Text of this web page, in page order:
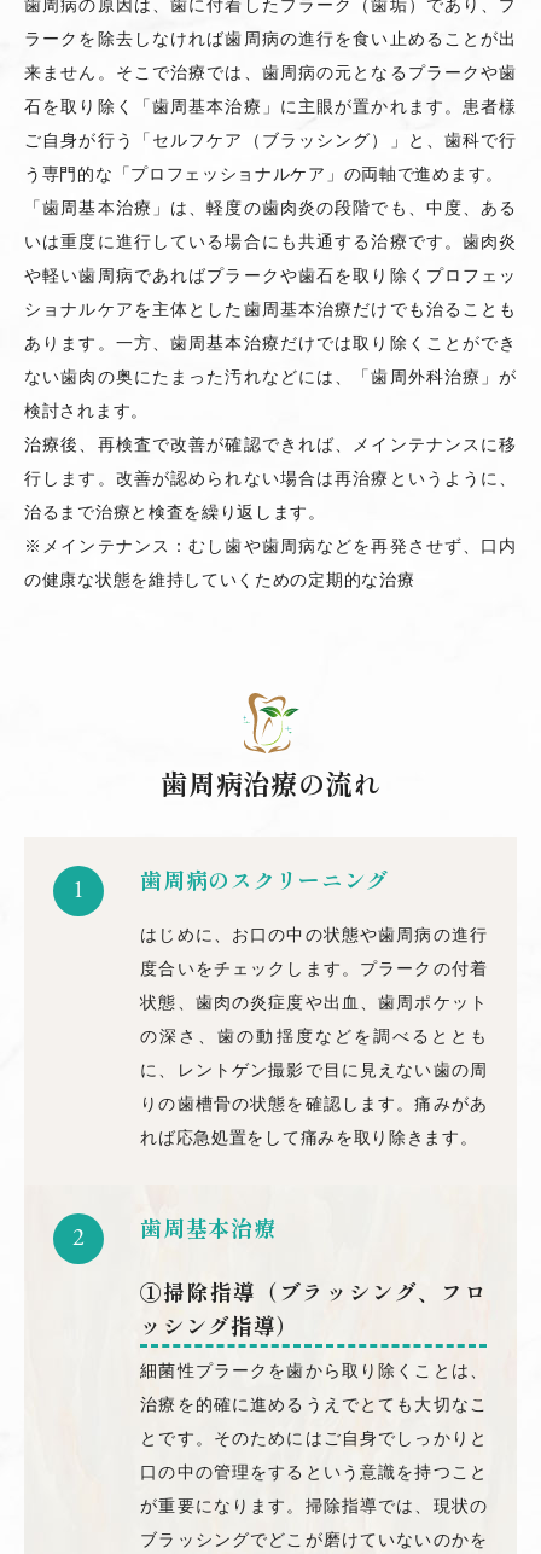
歯周病の原因は、歯に付着したプラーク（歯垢）であり、プ
ラークを除去しなければ歯周病の進行を食い止めることが出
来ません。そこで治療では、歯周病の元となるプラークや歯
石を取り除く「歯周基本治療」に主眼が置かれます。患者様
ご自身が行う「セルフケア（ブラッシング）」と、歯科で行
う専門的な「プロフェッショナルケア」の両軸で進めます。
「歯周基本治療」は、軽度の歯肉炎の段階でも、中度、ある
いは重度に進行している場合にも共通する治療です。歯肉炎
や軽い歯周病であればプラークや歯石を取り除くプロフェッ
ショナルケアを主体とした歯周基本治療だけでも治ることも
あります。一方、歯周基本治療だけでは取り除くことができ
ない歯肉の奥にたまった汚れなどには、「歯周外科治療」が
検討されます。
治療後、再検査で改善が確認できれば、メインテナンスに移
行します。改善が認められない場合は再治療というように、
治るまで治療と検査を繰り返します。
※メインテナンス：むし歯や歯周病などを再発させず、口内
の健康な状態を維持していくための定期的な治療
歯周病治療の流れ
1 歯周病のスクリーニング
はじめに、お口の中の状態や歯周病の進行
度合いをチェックします。プラークの付着
状態、歯肉の炎症度や出血、歯周ポケット
の深さ、歯の動揺度などを調べるととも
に、レントゲン撮影で目に見えない歯の周
りの歯槽骨の状態を確認します。痛みがあ
れば応急処置をして痛みを取り除きます。
2 歯周基本治療
①掃除指導（ブラッシング、フロ
ッシング指導）
細菌性プラークを歯から取り除くことは、
治療を的確に進めるうえでとても大切なこ
とです。そのためにはご自身でしっかりと
口の中の管理をするという意識を持つこと
が重要になります。掃除指導では、現状の
ブラッシングでどこが磨けていないのかを